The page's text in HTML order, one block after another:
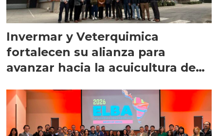
Invermar y Veterquimica
fortalecen su alianza para
avanzar hacia la acuicultura de